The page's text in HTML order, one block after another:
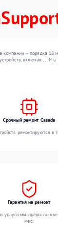
— порядка 18
включая , , .
Срочный ремонт Casada
ремонтируются в
Гарантия на ремонт
услуги мы
мес.